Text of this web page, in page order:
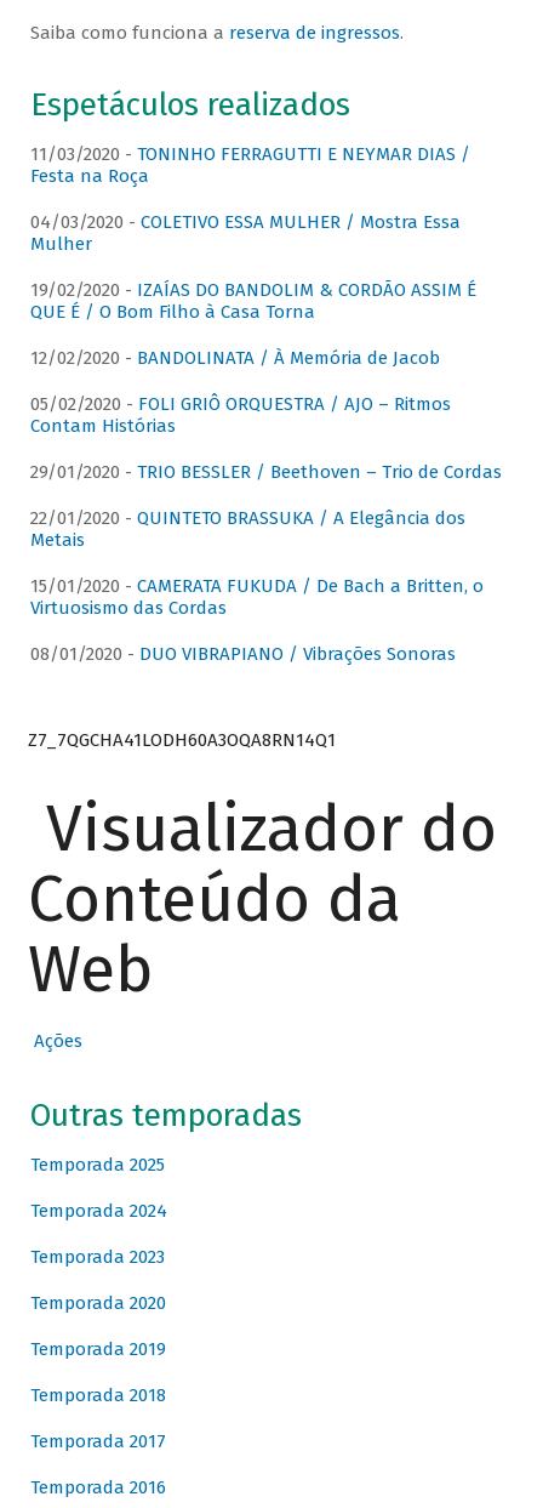
Saiba como funciona a reserva de ingressos.
Espetáculos realizados
11/03/2020 - TONINHO FERRAGUTTI E NEYMAR DIAS /
Festa na Roça
04/03/2020 - COLETIVO ESSA MULHER / Mostra Essa
Mulher
19/02/2020 - IZAÍAS DO BANDOLIM & CORDÃO ASSIM É
QUE É / O Bom Filho à Casa Torna
12/02/2020 - BANDOLINATA / À Memória de Jacob
05/02/2020 - FOLI GRIÔ ORQUESTRA / AJO – Ritmos
Contam Histórias
29/01/2020 - TRIO BESSLER / Beethoven – Trio de Cordas
22/01/2020 - QUINTETO BRASSUKA / A Elegância dos
Metais
15/01/2020 - CAMERATA FUKUDA / De Bach a Britten, o
Virtuosismo das Cordas
08/01/2020 - DUO VIBRAPIANO / Vibrações Sonoras
Z7_7QGCHA41LODH60A3OQA8RN14Q1
Visualizador do
Conteúdo da
Web
Ações
Outras temporadas
Temporada 2025
Temporada 2024
Temporada 2023
Temporada 2020
Temporada 2019
Temporada 2018
Temporada 2017
Temporada 2016